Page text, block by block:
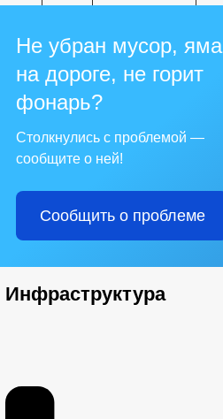
Не убран мусор, яма
на дороге, не горит
фонарь?
Столкнулись с проблемой —
сообщите о ней!
Сообщить о проблеме
Инфраструктура